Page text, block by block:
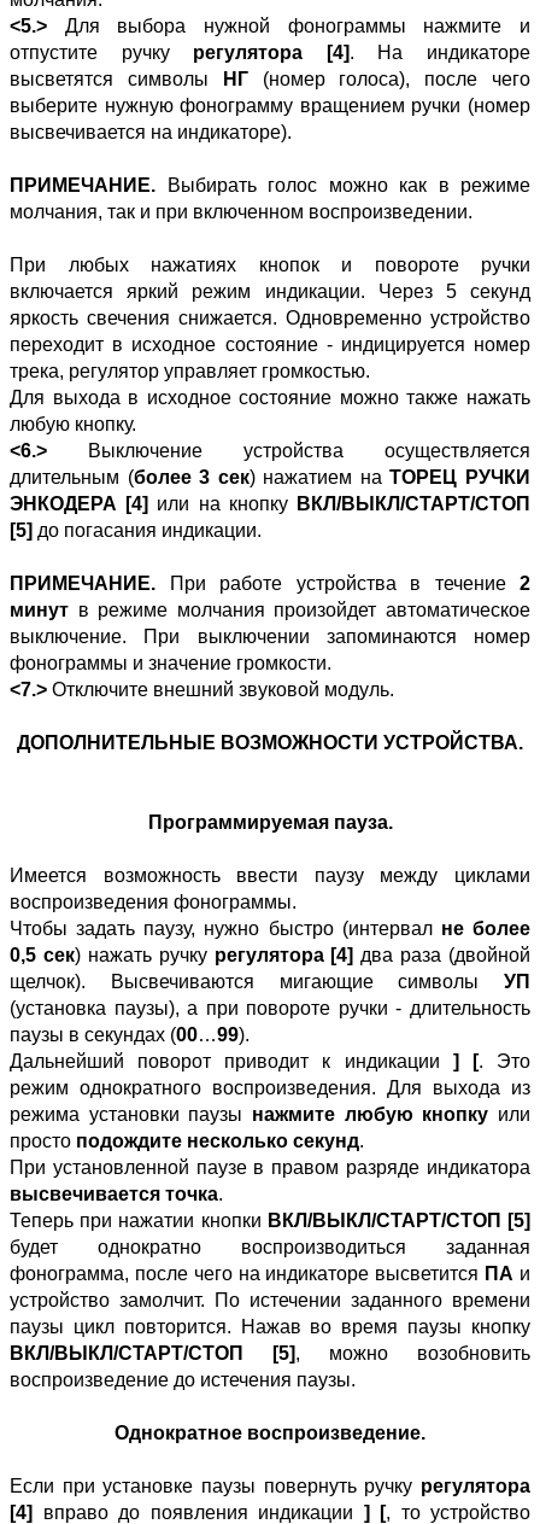
<5.> Для выбора нужной фонограммы нажмите и
отпустите ручку регулятора [4]. На индикаторе
высветятся символы
НГ(номер голоса), после чего
выберите нужную фонограмму вращением ручки (номер
высвечивается на индикаторе).
ПРИМЕЧАНИЕ. Выбирать голос можно как в режиме
молчания, так и при включенном воспроизведении.
При любых нажатиях кнопок и повороте ручки
включается яркий режим индикации. Через 5 секунд
яркость свечения снижается. Одновременно устройство
переходит в исходное состояние - индицируется номер
трека, регулятор управляет громкостью.
Для выхода в исходное состояние можно также нажать
любую кнопку.
<6.> Выключение устройства осуществляется
длительным (более 3 сек) нажатием наТОРЕЦ РУЧКИ
ЭНКОДЕРА [4] или на кнопку ВКЛ/ВЫКЛ/СТАРТ/СТОП
[5] до погасания индикации.
ПРИМЕЧАНИЕ. При работе устройства в течение 2
минут в режиме молчания произойдет автоматическое
выключение. При выключении запоминаются номер
фонограммы и значение громкости.
<7.> Отключите внешний звуковой модуль.
ДОПОЛНИТЕЛЬНЫЕ ВОЗМОЖНОСТИ УСТРОЙСТВА.
Программируемая пауза.
Имеется возможность ввести паузу между циклами
воспроизведения фонограммы.
Чтобы задать паузу, нужно быстро (интервал не более
0,5 сек) нажать ручку регулятора [4] два раза (двойной
щелчок). Высвечиваются мигающие символы УП
(установка паузы), а при повороте ручки - длительность
паузы в секундах (00…99).
Дальнейший поворот приводит к индикации ] [. Это
режим однократного воспроизведения. Для выхода из
режима установки паузы нажмите любую кнопку или
просто подождите несколько секунд.
При установленной паузе в правом разряде индикатора
высвечивается точка.
Теперь при нажатии кнопки ВКЛ/ВЫКЛ/СТАРТ/СТОП [5]
будет однократно воспроизводиться заданная
фонограмма, после чего на индикаторе высветится ПА и
устройство замолчит. По истечении заданного времени
паузы цикл повторится. Нажав во время паузы кнопку
ВКЛ/ВЫКЛ/СТАРТ/СТОП [5], можно возобновить
воспроизведение до истечения паузы.
Однократное воспроизведение.
Если при установке паузы повернуть ручку регулятора
[4]
вправо до появления индикации ] [, то устройство